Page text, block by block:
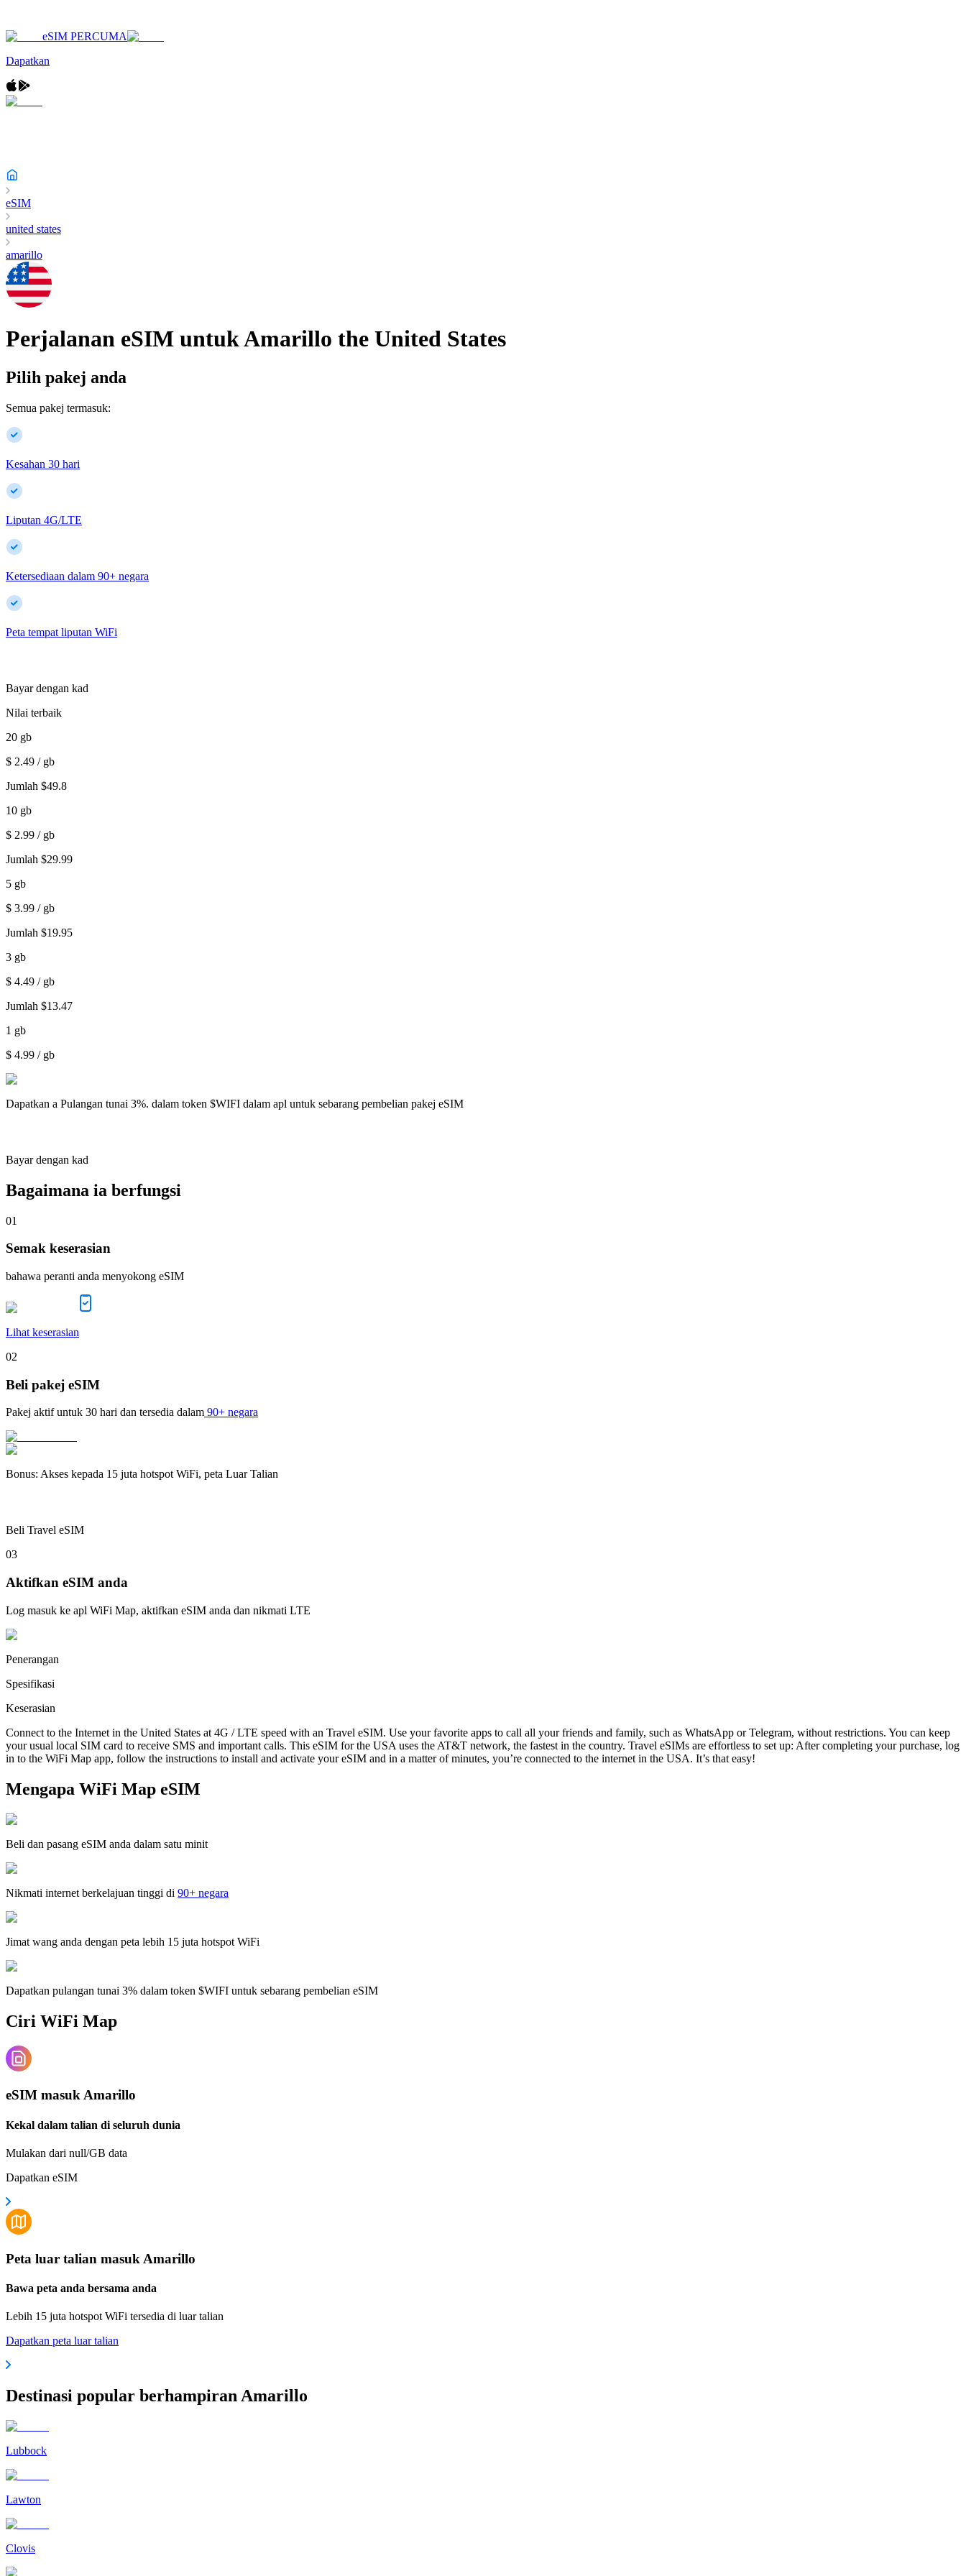
eSIM PERCUMA
Dapatkan
eSIM
united states
amarillo
Perjalanan eSIM untukAmarillo the United States
Pilih pakej anda
Semua pakej termasuk:
Kesahan 30 hari
Liputan 4G/LTE
Ketersediaan dalam 90+ negara
Peta tempat liputan WiFi
Bayar dengan kad
Nilai terbaik
20 gb
$ 2.49 / gb
Jumlah $49.8
10 gb
$ 2.99 / gb
Jumlah $29.99
5 gb
$ 3.99 / gb
Jumlah $19.95
3 gb
$ 4.49 / gb
Jumlah $13.47
1 gb
$ 4.99 / gb
Dapatkan a Pulangan tunai 3%. dalam token $WIFI dalam apl untuk sebarang pembelian pakej eSIM
Bayar dengan kad
Bagaimana ia berfungsi
01
Semak keserasian
bahawa peranti anda menyokong eSIM
Lihat keserasian
02
Beli pakej eSIM
Pakej aktif untuk 30 hari dan tersedia dalam 90+ negara
Bonus: Akses kepada 15 juta hotspot WiFi, peta Luar Talian
Beli Travel eSIM
03
Aktifkan eSIM anda
Log masuk ke apl WiFi Map, aktifkan eSIM anda dan nikmati LTE
Penerangan
Spesifikasi
Keserasian
Connect to the Internet in the United States at 4G / LTE speed with an Travel eSIM. Use your favorite apps to call all your friends and family, such as WhatsApp or Telegram, without restrictions. You can keep
your usual local SIM card to receive SMS and important calls. This eSIM for the USA uses the AT&T network, the fastest in the country. Travel eSIMs are effortless to set up: After completing your purchase, log
in to the WiFi Map app, follow the instructions to install and activate your eSIM and in a matter of minutes, you’re connected to the internet in the USA. It’s that easy!
Mengapa WiFi Map eSIM
Beli dan pasang eSIM anda dalam satu minit
Nikmati internet berkelajuan tinggi di 90+ negara
Jimat wang anda dengan peta lebih 15 juta hotspot WiFi
Dapatkan pulangan tunai 3% dalam token $WIFI untuk sebarang pembelian eSIM
Ciri WiFi Map
eSIM masuk Amarillo
Kekal dalam talian di seluruh dunia
Mulakan dari null/GB data
Dapatkan eSIM
Peta luar talian masuk Amarillo
Bawa peta anda bersama anda
Lebih 15 juta hotspot WiFi tersedia di luar talian
Dapatkan peta luar talian
Destinasi popular berhampiran Amarillo
Lubbock
Lawton
Clovis